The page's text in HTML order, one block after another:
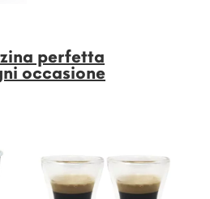
perfetta
occasione